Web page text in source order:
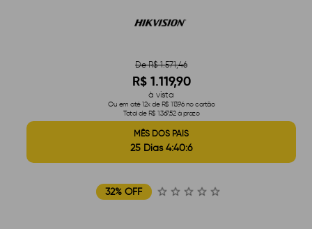
De R$ 1.571,46
R$ 1.119,90
à vista
Ou em até 12x de R$ 113,96 no cartão
Total de R$ 1.367,52 à prazo
MÊS DOS PAIS
25 Dias 4:40:5
32% OFF